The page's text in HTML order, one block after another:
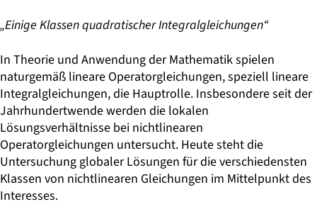
„Einige Klassen quadratischer Integralgleichungen“
In Theorie und Anwendung der Mathematik spielen
naturgemäß lineare Operatorgleichungen, speziell lineare
Integralgleichungen, die Hauptrolle. Insbesondere seit der
Jahrhundertwende werden die lokalen
Lösungsverhältnisse bei nichtlinearen
Operatorgleichungen untersucht. Heute steht die
Untersuchung globaler Lösungen für die verschiedensten
Klassen von nichtlinearen Gleichungen im Mittelpunkt des
Interesses.